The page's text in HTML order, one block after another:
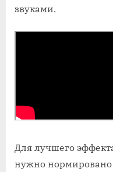
звуками.
Для лучшего
нужно нормировано